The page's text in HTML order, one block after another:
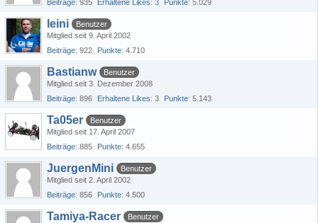
Beiträge 935 Erhaltene Likes 3 Punkte 5.029
leini
Benutzer
Mitglied seit 9. April 2002
Beiträge 922 Punkte 4.710
Bastianw
Benutzer
Mitglied seit 3. Dezember 2008
Beiträge 896 Erhaltene Likes 3 Punkte 5.143
Ta05er
Benutzer
Mitglied seit 17. April 2007
Beiträge 885 Punkte 4.655
JuergenMini
Benutzer
Mitglied seit 2. April 2002
Beiträge 856 Punkte 4.500
Tamiya-Racer
Benutzer